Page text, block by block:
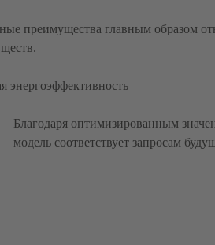
преимущества главным образом
энергоэффективность
Благодаря оптимизированным
модель соответствует запросам